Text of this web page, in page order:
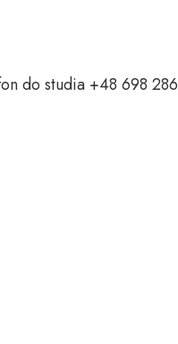
do studia +48 698 286